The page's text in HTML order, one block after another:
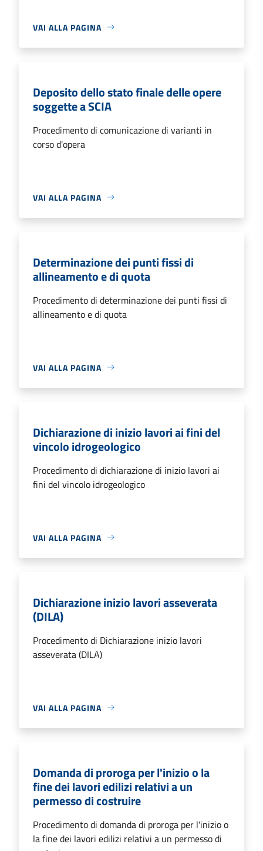
VAI ALLA PAGINA
Deposito dello stato finale delle opere
soggette a SCIA
Procedimento di comunicazione di varianti in
corso d'opera
VAI ALLA PAGINA
Determinazione dei punti fissi di
allineamento e di quota
Procedimento di determinazione dei punti fissi di
allineamento e di quota
VAI ALLA PAGINA
Dichiarazione di inizio lavori ai fini del
vincolo idrogeologico
Procedimento di dichiarazione di inizio lavori ai
fini del vincolo idrogeologico
VAI ALLA PAGINA
Dichiarazione inizio lavori asseverata
(DILA)
Procedimento di Dichiarazione inizio lavori
asseverata (DILA)
VAI ALLA PAGINA
Domanda di proroga per l'inizio o la
fine dei lavori edilizi relativi a un
permesso di costruire
Procedimento di domanda di proroga per l'inizio o
la fine dei lavori edilizi relativi a un permesso di